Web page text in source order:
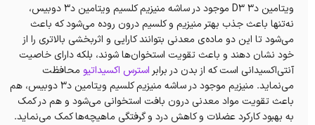
ويتامين د٣ D3 موجود در ساشه منیزیم کلسیم ویتامین د۳ دوبیس،
نه‌تنها باعث جذب بهتر منيزيم و كلسيم درون روده می‌شود که باعث
می‌شود تا این دو ماده‌ی معدنی بتوانند کارایی و اثربخشی بالاتری را از
خود نشان دهند و باعث‌ تقویت استخوان‌ها شوند، بلکه دارای خاصیت
آنتی‌اکسیدانی است که از بدن در برابر استرس اکسیداتیو محافظت
می‌نماید. منیزیم موجود در ساشه منیزیم کلسیم ویتامین د۳ دوبیس، هم
باعث تقویت مواد معدنی درون بافت استخوانی می‌شود و هم در کمک
به بهبود کارکرد عضلات و کاهش درد و گرفتگی ماهیچه‌ها کمک می‌نماید.